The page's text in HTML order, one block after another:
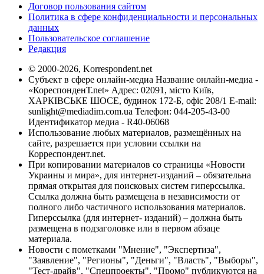
Договор пользования сайтом
Политика в сфере конфиденциальности и персональных
данных
Пользовательское соглашение
Редакция
© 2000-2026, Korrespondent.net
Субъект в сфере онлайн-медиа Название онлайн-медиа -
«КореспонденТ.net» Адрес: 02091, місто Київ,
ХАРКІВСЬКЕ ШОСЕ, будинок 172-Б, офіс 208/1 E-mail:
sunlight@mediadim.com.ua Телефон: 044-205-43-00
Идентификатор медиа - R40-06068
Использование любых материалов, размещённых на
сайте, разрешается при условии ссылки на
Корреспондент.net.
При копировании материалов со страницы «Новости
Украины и мира», для интернет-изданий – обязательна
прямая открытая для поисковых систем гиперссылка.
Ссылка должна быть размещена в независимости от
полного либо частичного использования материалов.
Гиперссылка (для интернет- изданий) – должна быть
размещена в подзаголовке или в первом абзаце
материала.
Новости с пометками "Мнение", "Экспертиза",
"Заявление", "Регионы", "Деньги", "Власть", "Выборы",
"Тест-драйв", "Спецпроекты", "Промо" публикуются на